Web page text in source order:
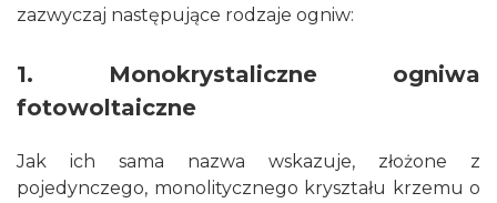
zazwyczaj następujące rodzaje ogniw:
1. Monokrystaliczne ogniwa
fotowoltaiczne
Jak ich sama nazwa wskazuje, złożone z
pojedynczego, monolitycznego kryształu krzemu o